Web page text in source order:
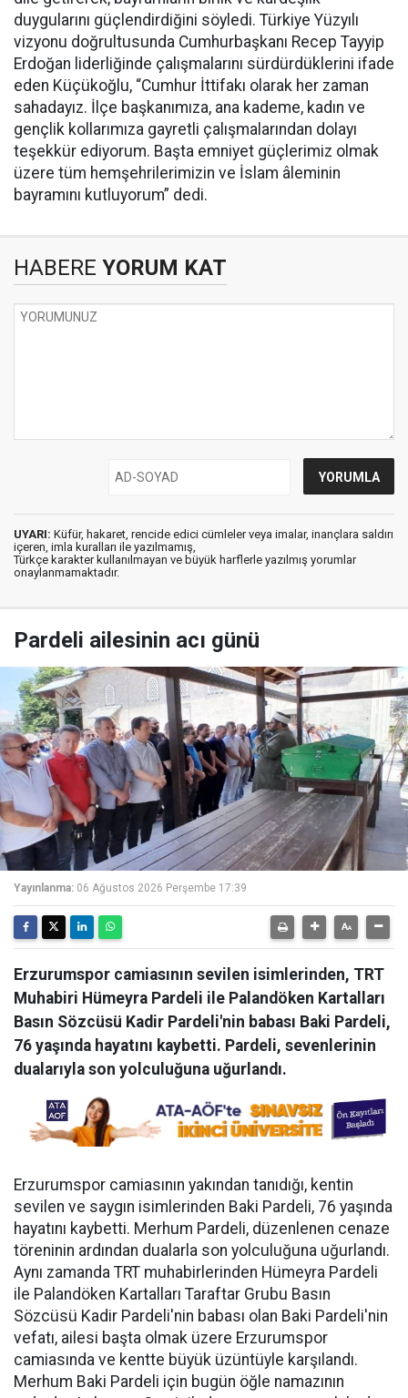
duygularını güçlendirdiğini söyledi. Türkiye Yüzyılı
vizyonu doğrultusunda Cumhurbaşkanı Recep Tayyip
Erdoğan liderliğinde çalışmalarını sürdürdüklerini ifade
eden Küçükoğlu, “Cumhur İttifakı olarak her zaman
sahadayız. İlçe başkanımıza, ana kademe, kadın ve
gençlik kollarımıza gayretli çalışmalarından dolayı
teşekkür ediyorum. Başta emniyet güçlerimiz olmak
üzere tüm hemşehrilerimizin ve İslam âleminin
bayramını kutluyorum” dedi.
HABERE YORUM KAT
UYARI: Küfür, hakaret, rencide edici cümleler veya imalar, inançlara saldırı
içeren, imla kuralları ile yazılmamış,
Türkçe karakter kullanılmayan ve büyük harflerle yazılmış yorumlar
onaylanmamaktadır.
Pardeli ailesinin acı günü
Yayınlanma: 06 Ağustos 2026 Perşembe 17:39
Erzurumspor camiasının sevilen isimlerinden, TRT
Muhabiri Hümeyra Pardeli ile Palandöken Kartalları
Basın Sözcüsü Kadir Pardeli'nin babası Baki Pardeli,
76 yaşında hayatını kaybetti. Pardeli, sevenlerinin
dualarıyla son yolculuğuna uğurlandı.
Erzurumspor camiasının yakından tanıdığı, kentin
sevilen ve saygın isimlerinden Baki Pardeli, 76 yaşında
hayatını kaybetti. Merhum Pardeli, düzenlenen cenaze
töreninin ardından dualarla son yolculuğuna uğurlandı.
Aynı zamanda TRT muhabirlerinden Hümeyra Pardeli
ile Palandöken Kartalları Taraftar Grubu Basın
Sözcüsü Kadir Pardeli'nin babası olan Baki Pardeli'nin
vefatı, ailesi başta olmak üzere Erzurumspor
camiasında ve kentte büyük üzüntüyle karşılandı.
Merhum Baki Pardeli için bugün öğle namazının